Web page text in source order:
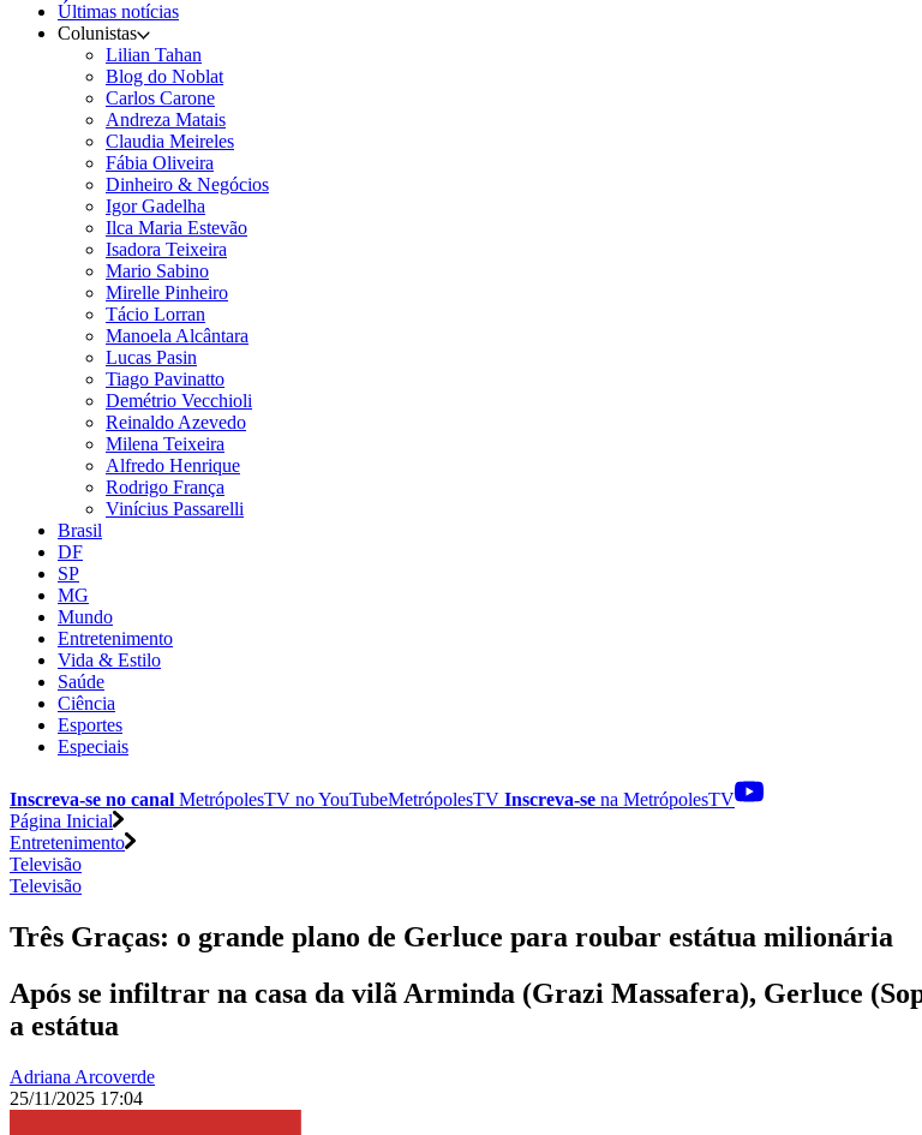
Últimas notícias
Colunistas
Lilian Tahan
Blog do Noblat
Carlos Carone
Andreza Matais
Claudia Meireles
Fábia Oliveira
Dinheiro & Negócios
Igor Gadelha
Ilca Maria Estevão
Isadora Teixeira
Mario Sabino
Mirelle Pinheiro
Tácio Lorran
Manoela Alcântara
Lucas Pasin
Tiago Pavinatto
Demétrio Vecchioli
Reinaldo Azevedo
Milena Teixeira
Alfredo Henrique
Rodrigo França
Vinícius Passarelli
Brasil
DF
SP
MG
Mundo
Entretenimento
Vida & Estilo
Saúde
Ciência
Esportes
Especiais
Inscreva-se no canal MetrópolesTV noYouTubeMetrópolesTV Inscreva-se na MetrópolesTV
Página Inicial
Entretenimento
Televisão
Televisão
Três Graças: o grande plano de Gerluce para roubar estátua milionária
Após se infiltrar na casa da vilã Arminda (Grazi Massafera), Gerluce
a estátua
Adriana Arcoverde
25/11/2025 17:04